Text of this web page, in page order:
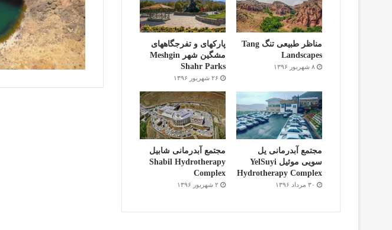
مناظر طبیعی تنگ Tang
Landscapes
۸ شهریور ۱۳۹۶
پارکهای و تفرجگاههای
مشگین شهر Meshgin
Shahr Parks
۲۶ شهریور ۱۳۹۶
مجتمع آبدرمانی یل
سویی موئیل YelSuyi
Hydrotherapy Complex
۳۰ مرداد ۱۳۹۶
مجتمع آبدرمانی شابیل
Shabil Hydrotherapy
Complex
۲ شهریور ۱۳۹۶